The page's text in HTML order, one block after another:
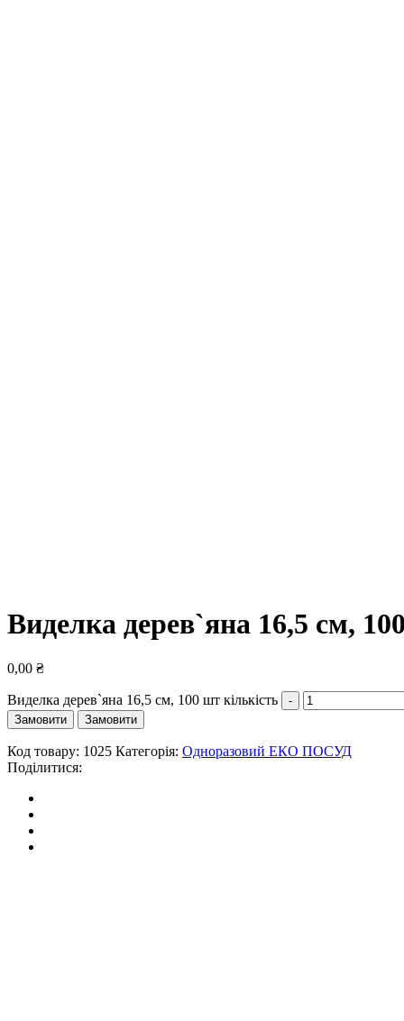
Виделка дерев`яна 16,5 см,
0,00 ₴
Виделка дерев`яна 16,5 см, 100 шт кількість
Замовити Замовити
Код товару: 1025 Категорія: Одноразовий ЕКО ПОСУД
Поділитися: